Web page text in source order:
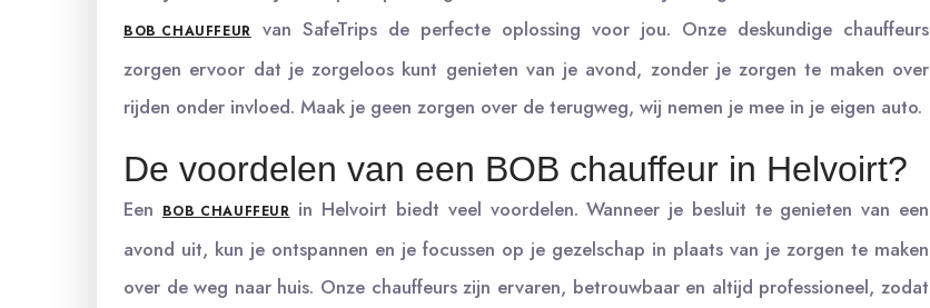
BOB CHAUFFEUR
van SafeTrips de perfecte oplossing voor jou. Onze deskundige chauffeurs
zorgen ervoor dat je zorgeloos kunt genieten van je avond, zonder je zorgen te maken over
rijden onder invloed. Maak je geen zorgen over de terugweg, wij nemen je mee in je eigen auto.
De voordelen van een BOB chauffeur in Helvoirt?
Een BOB CHAUFFEUR in Helvoirt biedt veel voordelen. Wanneer je besluit te genieten van een
avond uit, kun je ontspannen en je focussen op je gezelschap in plaats van je zorgen te maken
over de weg naar huis. Onze chauffeurs zijn ervaren, betrouwbaar en altijd professioneel, zodat